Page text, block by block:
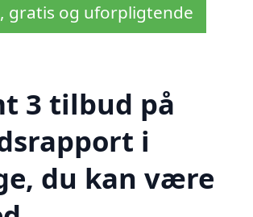
gratis og uforpligtende
3 tilbud på
i
du kan være